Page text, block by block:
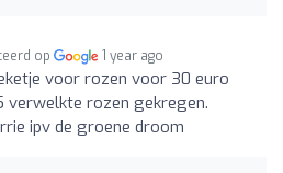
op 1 year ago
voor rozen voor 30 euro
verwelkte rozen gekregen.
ipv de groene droom